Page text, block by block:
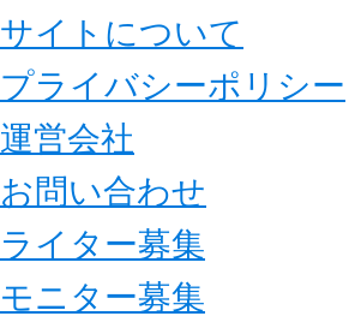
サイトについて
プライバシーポリシー
運営会社
お問い合わせ
ライター募集
モニター募集